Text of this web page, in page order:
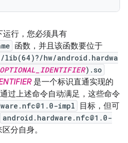
运行，您必须具有
函数，并且该函数要位于
hw/android.hardwa
OPTIONAL_IDENTIFIER).so
是一个标识直通实现的
过上述命令自动满足，这些命令
impl
目标，但可
android.hardware.nfc@1.0-
分自身。